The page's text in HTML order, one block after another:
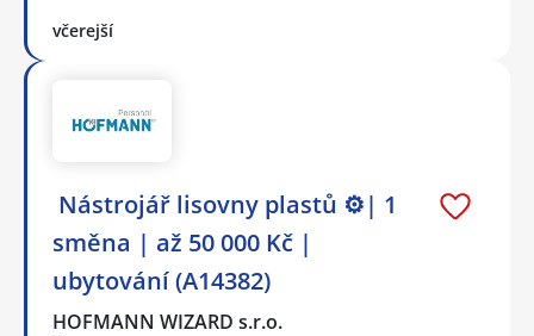
včerejší
️ Nástrojář lisovny plastů ⚙️| 1
směna | až 50 000 Kč |
ubytování (A14382)
HOFMANN WIZARD s.r.o.